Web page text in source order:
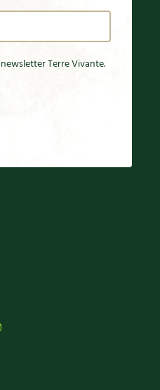
Terre Vivante.
Youtube